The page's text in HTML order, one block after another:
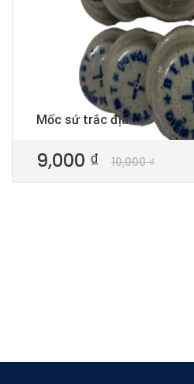
Mốc sứ trắc địa
10,000₫
9,000 ₫